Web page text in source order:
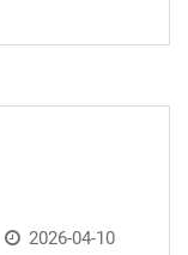
2026-04-10